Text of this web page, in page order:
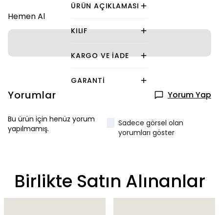
Hemen Al
ÜRÜN AÇIKLAMASI
KILIF
KARGO VE İADE
GARANTI
Yorumlar Yorum Yap
Bu ürün için henüz yorum
yapılmamış.
Sadece görsel olan
yorumları göster
Birlikte Satın Alınanlar